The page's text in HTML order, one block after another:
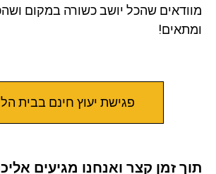
מוודאים שהכל יושב כשורה במקום
ומתאים!
פגישת יעוץ חינם בבית
תוך זמן קצר ואנחנו מגיעים